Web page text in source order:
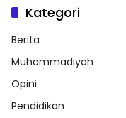
Kategori
Berita
Muhammadiyah
Opini
Pendidikan